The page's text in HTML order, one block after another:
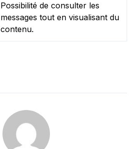
Possibilité de consulter les
messages tout en visualisant du
contenu.